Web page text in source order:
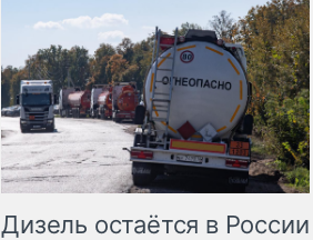
Дизель остаётся в России